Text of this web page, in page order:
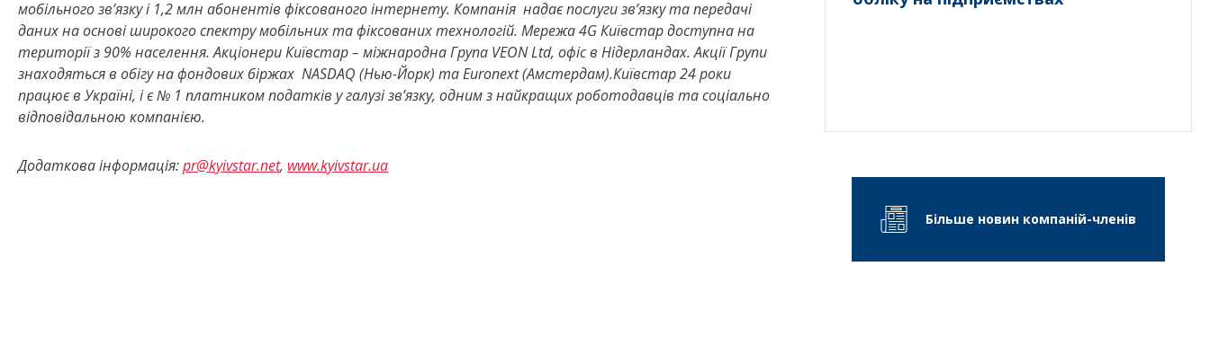
мобільного зв’язку і 1,2 млн абонентів фіксованого інтернету. Компанія надає послуги зв’язку та передачі
даних на основі широкого спектру мобільних та фіксованих технологій. Мережа 4G Київстар доступна на
території з 90% населення. АкціонериКиївстар – міжнародна Група VEON Ltd, офіс в Нідерландах. Акції Групи
знаходяться в обігу на фондових біржах NASDAQ (Нью-Йорк) та Euronext (Амстердам).Київстар 24 роки
працює в Україні, і є № 1 платником податків у галузі зв’язку, одним з найкращих роботодавців та соціально
відповідальною компанією.
Додаткова інформація:pr@kyivstar.net, www.kyivstar.ua
Більше новин компаній-членів